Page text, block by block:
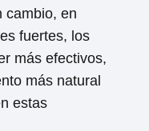
cambio, en
fuertes, los
más efectivos,
más natural
estas